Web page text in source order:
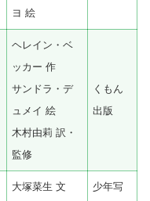
ヨ 絵
ヘレイン・ベ
ッカー 作
サンドラ・デ
ュメイ 絵
木村由莉 訳・
監修
くもん
出版
大塚菜生 文
少年写